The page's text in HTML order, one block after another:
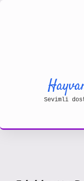
Sevimli